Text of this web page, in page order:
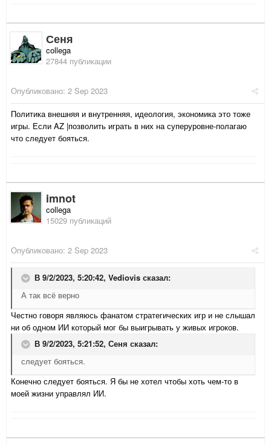
Сеня
collega
27844 публикации
Опубликовано: 2 Sep 2023
Политика внешняя и внутренняя, идеология, экономика это тоже
игры. Если AZ |позволить играть в них на суперуровне-полагаю
что следует бояться.
imnot
collega
15029 публикаций
Опубликовано: 2 Sep 2023
В 9/2/2023, 5:20:42, Vediovis сказал:
А так всё верно
Честно говоря являюсь фанатом стратегических игр и не слышал
ни об одном ИИ который мог бы выигрывать у живых игроков.
В 9/2/2023, 5:21:52, Сеня сказал:
следует бояться.
Конечно следует бояться. Я бы не хотел чтобы хоть чем-то в
моей жизни управлял ИИ.